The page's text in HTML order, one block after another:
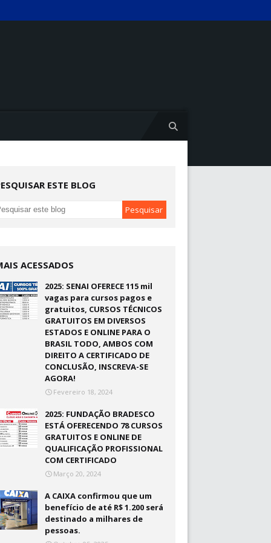
ESTE BLOG
ACESSADOS
2025: SENAI OFERECE 115 mil
vagas para cursos pagos e
gratuitos, CURSOS TÉCNICOS
GRATUITOS EM DIVERSOS
ESTADOS E ONLINE PARA O
BRASIL TODO, AMBOS COM
DIREITO A CERTIFICADO DE
CONCLUSÃO, INSCREVA-SE
AGORA!
Fevereiro 18, 2024
2025: FUNDAÇÃO BRADESCO
ESTÁ OFERECENDO 78 CURSOS
GRATUITOS E ONLINE DE
QUALIFICAÇÃO PROFISSIONAL
COM CERTIFICADO
Março 20, 2024
A CAIXA confirmou que um
benefício de até R$ 1.200 será
destinado a milhares de
pessoas.